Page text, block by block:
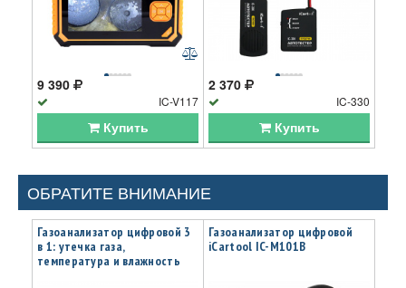
9 390
IC-V117
Купить
2 370
IC-330
Купить
ОБРАТИТЕ ВНИМАНИЕ
Газоанализатор цифровой 3
в 1: утечка газа,
температура и влажность
Газоанализатор цифровой
iCartool IC-M101B